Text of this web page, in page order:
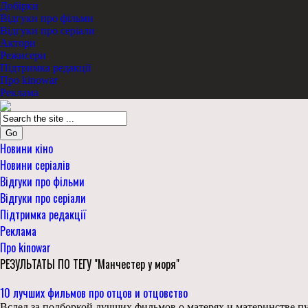
Добірки
Відгуки про фільми
Відгуки про серіали
Актори
Режисери
Підтримка редакції
Про kinowar
Реклама
Go
Новини кіно
Новини серіалів
Відгуки про фільми
Відгуки про серіали
Підтримка редакції
Реклама
Про kinowar
РЕЗУЛЬТАТЫ ПО ТЕГУ "Манчестер у моря"
10 лучших фильмов про отцов и отцовство